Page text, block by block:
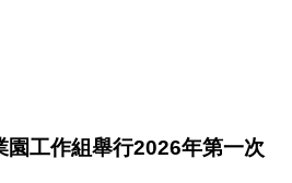
園工作組舉行2026年第一次